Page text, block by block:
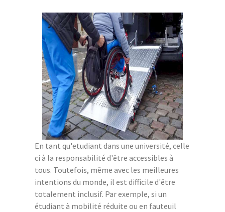
En tant qu'etudiant dans une université, celle
ci à la responsabilité d'être accessibles à
tous. Toutefois, même avec les meilleures
intentions du monde, il est difficile d'être
totalement inclusif. Par exemple, si un
étudiant à mobilité réduite ou en fauteuil